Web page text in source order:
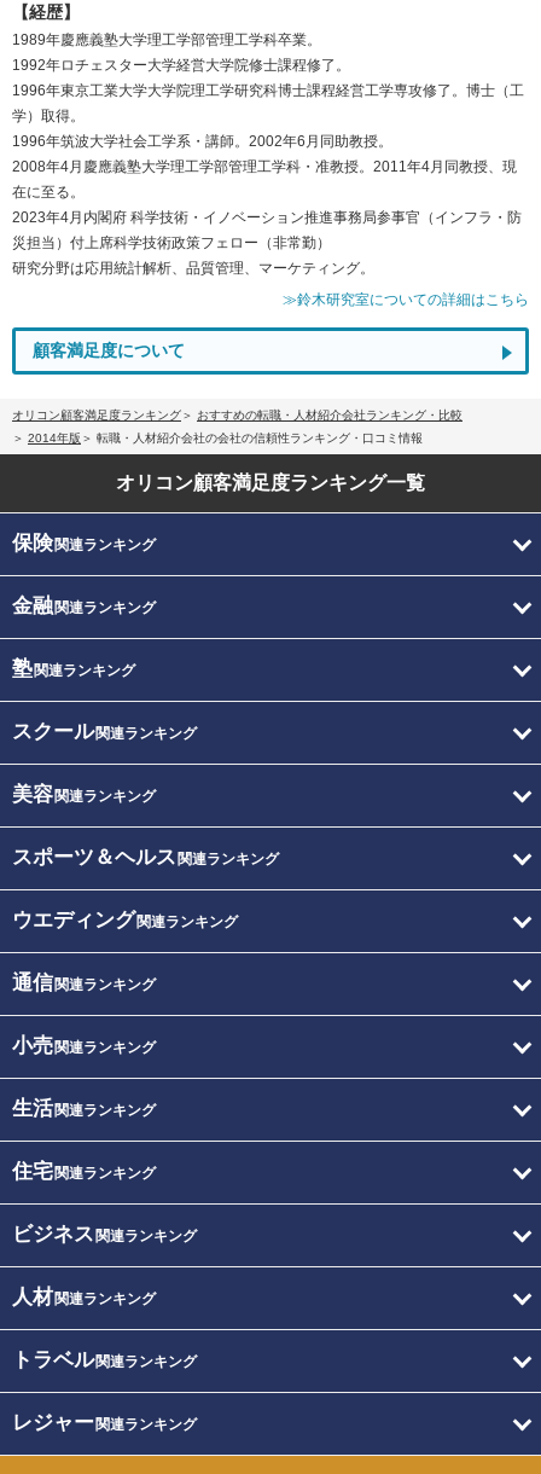
【経歴】
1989年慶應義塾大学理工学部管理工学科卒業。
1992年ロチェスター大学経営大学院修士課程修了。
1996年東京工業大学大学院理工学研究科博士課程経営工学専攻修了。博士（工
学）取得。
1996年筑波大学社会工学系・講師。2002年6月同助教授。
2008年4月慶應義塾大学理工学部管理工学科・准教授。2011年4月同教授、現
在に至る。
2023年4月内閣府 科学技術・イノベーション推進事務局参事官（インフラ・防
災担当）付上席科学技術政策フェロー（非常勤）
研究分野は応用統計解析、品質管理、マーケティング。
≫鈴木研究室についての詳細はこちら
顧客満足度について
オリコン顧客満足度ランキング
おすすめの転職・人材紹介会社ランキング・比較
2014年版
転職・人材紹介会社の会社の信頼性ランキング・口コミ情報
オリコン顧客満足度ランキング一覧
保険関連ランキング
金融関連ランキング
塾関連ランキング
スクール関連ランキング
美容関連ランキング
スポーツ＆ヘルス 関連ランキング
ウエディング関連ランキング
通信関連ランキング
小売関連ランキング
生活関連ランキング
住宅関連ランキング
ビジネス 関連ランキング
人材関連ランキング
トラベル関連ランキング
レジャー関連ランキング